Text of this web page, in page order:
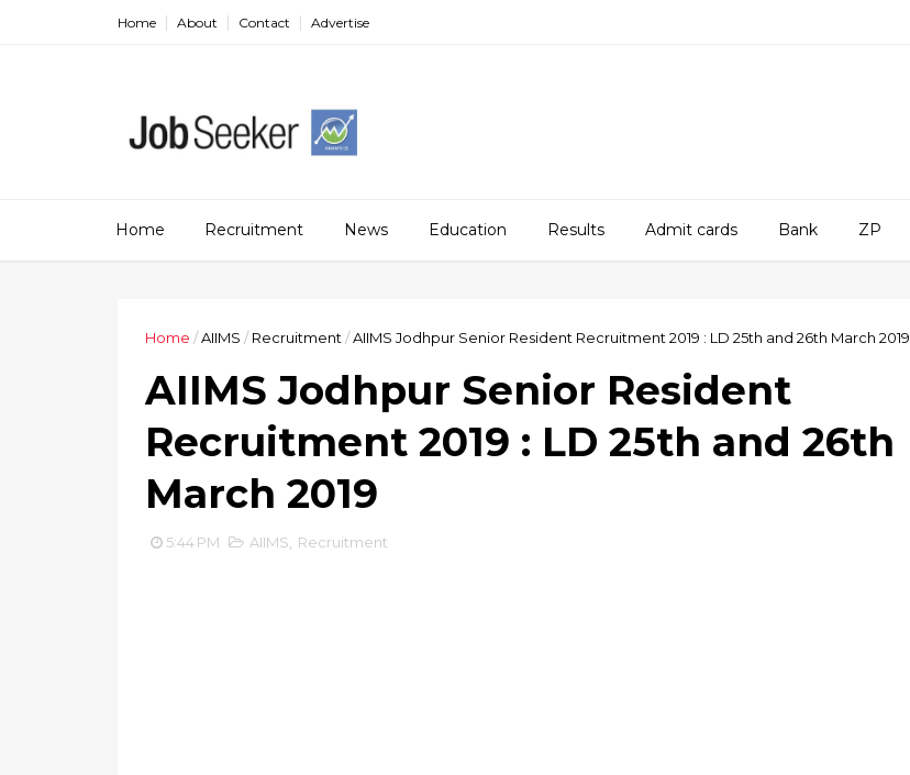
Home About Contact Advertise
Home Recruitment News Education Results Admit cards Bank ZP
Home /AIIMS / Recruitment /AIIMS Jodhpur Senior Resident Recruitment 2019 : LD 25th and 26th March 2019
AIIMS Jodhpur Senior Resident
Recruitment 2019 : LD 25th and 26th
March 2019
5:44 PM AIIMS Recruitment